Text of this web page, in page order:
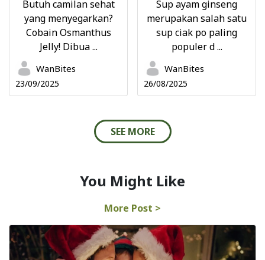
Butuh camilan sehat
yang menyegarkan?
Cobain Osmanthus
Jelly! Dibua ...
WanBites
23/09/2025
Sup ayam ginseng
merupakan salah satu
sup ciak po paling
populer d ...
WanBites
26/08/2025
SEE MORE
You Might Like
More Post >